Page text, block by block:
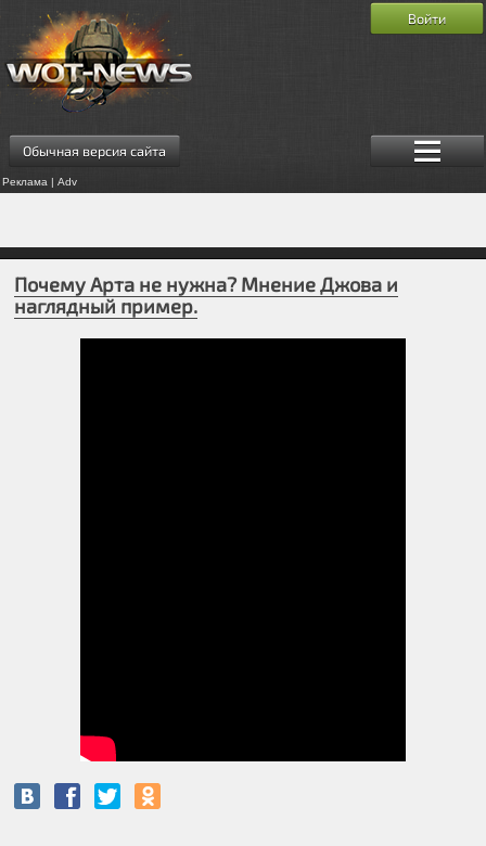
Обычная версия сайта
Реклама | Adv
Войти
Почему Арта не нужна? Мнение Джова и
наглядный пример.